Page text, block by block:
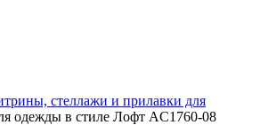
стеллажи и прилавки для
одежды в стиле Лофт AС1760-08